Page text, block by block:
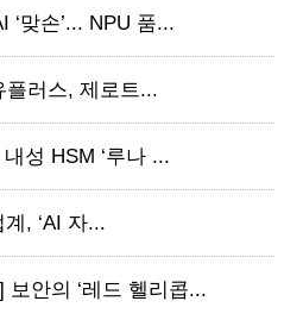
‘맞손’... NPU 품...
플러스, 제로트...
성 HSM ‘루나 ...
, ‘AI 자...
안의 ‘레드 헬리콥...